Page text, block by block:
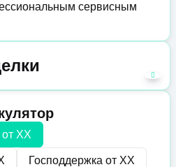
сервисным
XX
Господдержка от XX